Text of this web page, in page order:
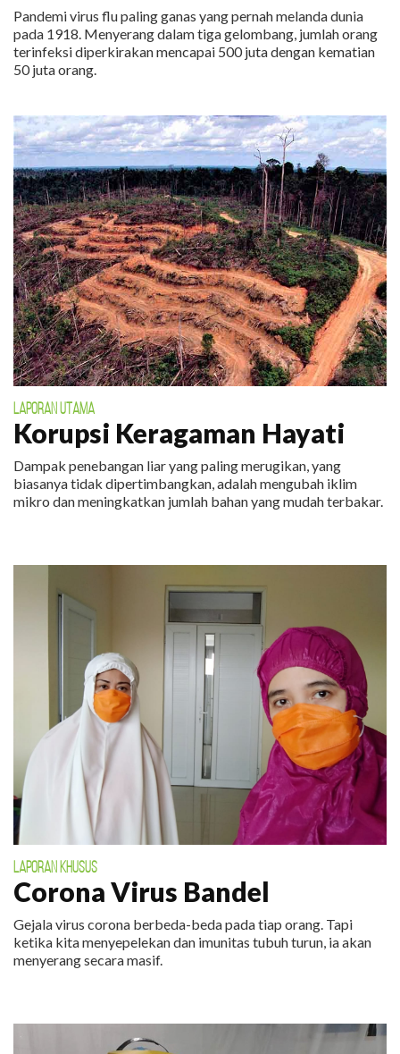
Pandemi virus flu paling ganas yang pernah melanda dunia
pada 1918. Menyerang dalam tiga gelombang, jumlah orang
terinfeksi diperkirakan mencapai 500 juta dengan kematian
50 juta orang.
LAPORAN UTAMA
Korupsi Keragaman Hayati
Dampak penebangan liar yang paling merugikan, yang
biasanya tidak dipertimbangkan, adalah mengubah iklim
mikro dan meningkatkan jumlah bahan yang mudah terbakar.
LAPORAN KHUSUS
Corona Virus Bandel
Gejala virus corona berbeda-beda pada tiap orang. Tapi
ketika kita menyepelekan dan imunitas tubuh turun, ia akan
menyerang secara masif.